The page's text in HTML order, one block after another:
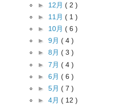
► 12月 ( 2 )
► 11月 ( 1 )
► 10月 ( 6 )
► 9月 ( 4 )
► 8月 ( 3 )
► 7月 ( 4 )
► 6月 ( 6 )
► 5月 ( 7 )
► 4月 ( 12 )